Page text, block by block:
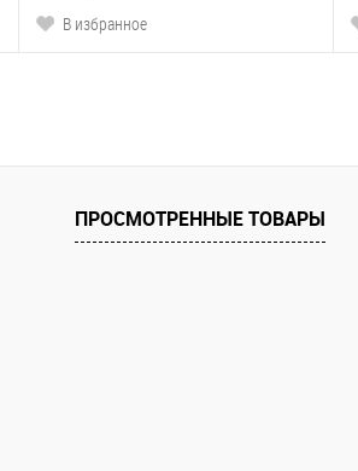
В избранное
ПРОСМОТРЕННЫЕ ТОВАРЫ